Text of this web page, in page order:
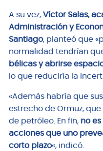
A su vez, Víctor Salas,
Administración y
Santiago, planteó que
normalidad tendrían
bélicas y abrirse
lo que reduciría la
«Además habría que
estrecho de Ormuz,
de petróleo. En fin, no
acciones que uno
corto plazo«, indicó.